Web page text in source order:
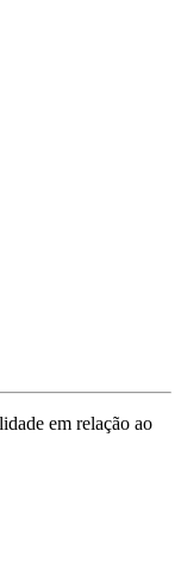
em relação ao